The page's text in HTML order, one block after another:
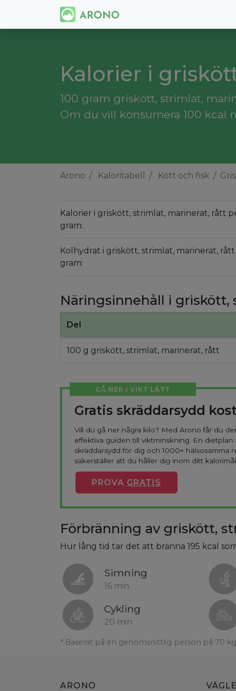
Kalorier i
100 gram griskött, strimlat,
Om du vill konsumera 100 kcal
Arono Kaloritabell Kött och fisk
Kalorier i griskött, strimlat, marinerat, rått
gram:
Kolhydrat i griskött, strimlat, marinerat, rått
gram:
Näringsinnehåll i
Del
100 g griskött, strimlat, marinerat, rått
GÅ NER I VIKT LÄTT
Gratis skräddarsydd
Vill du gå ner några kilo? Med Arono får du
effektiva guiden till viktminskning. En dietplan
skräddarsydd för dig och 1000+ hälsosamma
säkerställer att du håller dig inom ditt kalorimål
PROVA GRATIS
Förbränning av griskött,
Hur lång tid tar det att bränna 195 kcal
Simning
16 min
Cykling
20 min
* Baserat på en genomsnittlig person på 70
ARONO